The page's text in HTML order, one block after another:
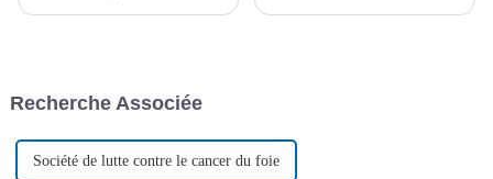
travaux de son équipe…
Recherche Associée
Société de lutte contre le cancer du foie